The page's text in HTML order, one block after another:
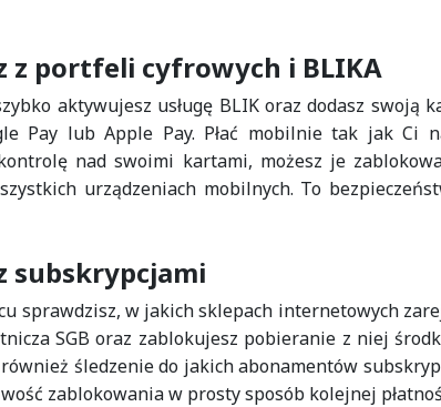
z portfeli cyfrowych i BLIKA
aktywujesz usługę BLIK oraz dodasz swoją
Pay lub Apple Pay. Płać mobilnie tak jak Ci
nad swoimi kartami, możesz je
urządzeniach mobilnych. To
subskrypcjami
sprawdzisz, w jakich sklepach internetowych
SGB oraz zablokujesz pobieranie z niej
śledzenie do jakich abonamentów
zablokowania w prosty sposób kolejnej